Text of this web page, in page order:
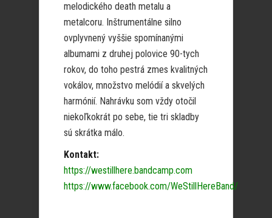
melodického death metalu a
metalcoru. Inštrumentálne silno
ovplyvnený vyššie spomínanými
albumami z druhej polovice 90-tych
rokov, do toho pestrá zmes kvalitných
vokálov, množstvo melódií a skvelých
harmónií. Nahrávku som vždy otočil
niekoľkokrát po sebe, tie tri skladby
sú skrátka málo.
Kontakt:
https://westillhere.bandcamp.com
https://www.facebook.com/WeStillHereBand/